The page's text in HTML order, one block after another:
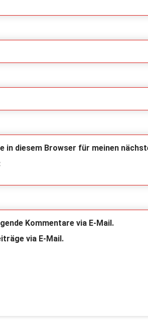
in diesem Browser für meinen
Kommentare via E-Mail.
via E-Mail.